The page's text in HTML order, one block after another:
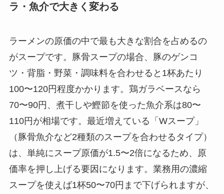
ラ・魚介で大きく変わる
ラーメンの原価の中で最も大きな割合を占めるの
がスープです。豚骨スープの場合、豚のゲンコ
ツ・背脂・野菜・調味料を合わせると1杯あたり
100〜120円程度かかります。鶏ガラベースなら
70〜90円、煮干しや鰹節を使った魚介系は80〜
110円が相場です。最近増えている「Wスープ」
（豚骨魚介など2種類のスープを合わせるタイプ）
は、単純にスープ原価が1.5〜2倍になるため、原
価率を押し上げる要因になります。業務用の濃縮
スープを使えば1杯50〜70円まで下げられますが、